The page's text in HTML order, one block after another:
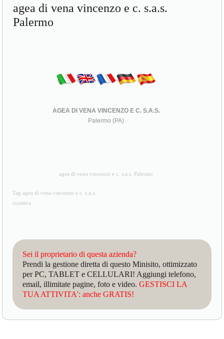
agea di vena vincenzo e c. s.a.s.
Palermo
AGEA DI VENA VINCENZO E C. S.A.S.
Palermo (PA)
agea di vena vincenzo e c. s.a.s. Palermo
Tag agea di vena vincenzo e c. s.a.s.
ricettiva
Sei il proprietario di questa azienda?
Prendi la gestione diretta di questo Minisito, ottimizzato
per PC, TABLET e CELLULARI! Aggiungi telefono,
email, illimitate pagine, foto e video.GESTISCI LA
TUA ATTIVITA': anche GRATIS!